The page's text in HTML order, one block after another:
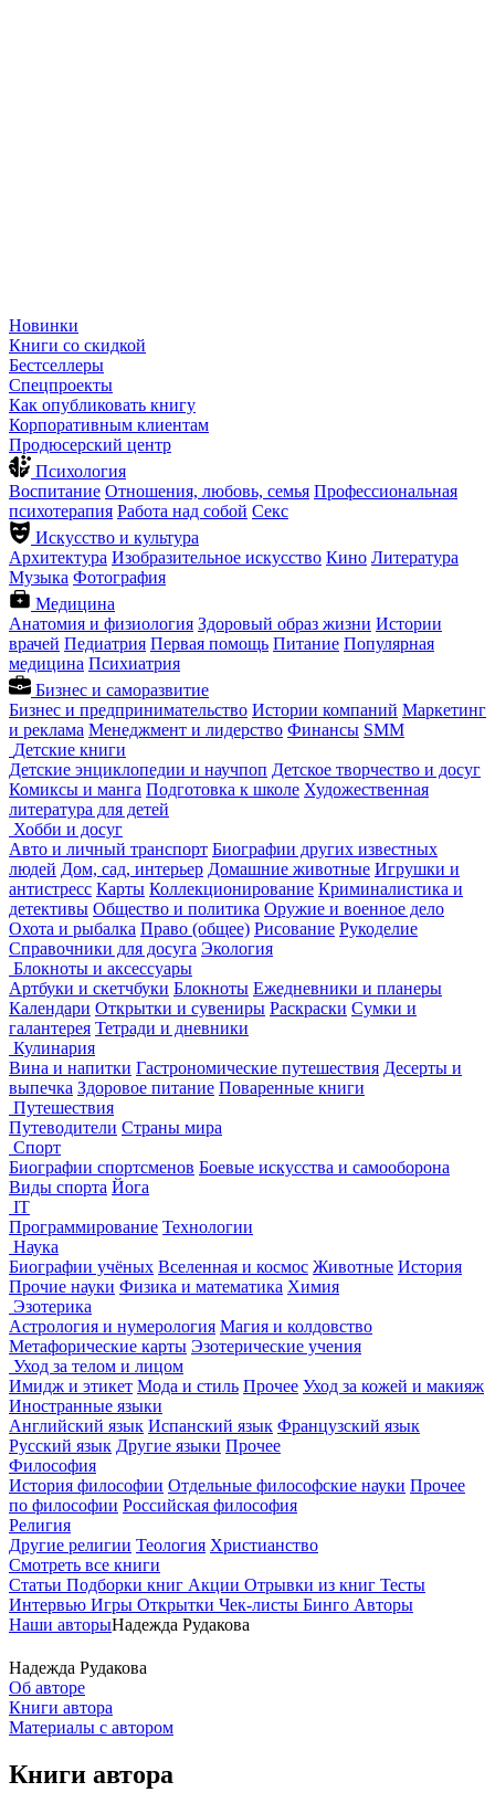
Новинки
Книги со скидкой
Бестселлеры
Спецпроекты
Как опубликовать книгу
Корпоративным клиентам
Продюсерский центр
Психология
Воспитание Отношения, любовь, семья Профессиональная
психотерапия Работа над собой Секс
Искусство и культура
Архитектура Изобразительное искусство Кино Литература
Музыка Фотография
Медицина
Анатомия и физиология Здоровый образ жизни Истории
врачей Педиатрия Первая помощь Питание Популярная
медицина Психиатрия
Бизнес и саморазвитие
Бизнес и предпринимательство Истории компаний Маркетинг
и реклама Менеджмент и лидерство Финансы SMM
Детские книги
Детские энциклопедии и научпоп Детское творчество и досуг
Комиксы и манга Подготовка к школе Художественная
литература для детей
Хобби и досуг
Авто и личный транспорт Биографии других известных
людей Дом, сад, интерьер Домашние животные Игрушки и
антистресс Карты Коллекционирование Криминалистика и
детективы Общество и политика Оружие и военное дело
Охота и рыбалка Право (общее) Рисование Рукоделие
Справочники для досуга Экология
Блокноты и аксессуары
Артбуки и скетчбуки Блокноты Ежедневники и планеры
Календари Открытки и сувениры Раскраски Сумки и
галантерея Тетради и дневники
Кулинария
Вина и напитки Гастрономические путешествия Десерты и
выпечка Здоровое питание Поваренные книги
Путешествия
Путеводители Страны мира
Спорт
Биографии спортсменов Боевые искусства и самооборона
Виды спорта Йога
IT
Программирование Технологии
Наука
Биографии учёных Вселенная и космос Животные История
Прочие науки Физика и математика Химия
Эзотерика
Астрология и нумерология Магия и колдовство
Метафорические карты Эзотерические учения
Уход за телом и лицом
Имидж и этикет Мода и стиль Прочее Уход за кожей и макияж
Иностранные языки
Английский язык Испанский язык Французский язык
Русский язык Другие языки Прочее
Философия
История философии Отдельные философские науки Прочее
по философии Российская философия
Религия
Другие религии Теология Христианство
Смотреть все книги
Статьи Подборки книг Акции Отрывки из книг Тесты
Интервью Игры Открытки Чек-листы Бинго Авторы
Наши авторыНадежда Рудакова
Надежда Рудакова
Об авторе
Книги автора
Материалы с автором
Книги автора